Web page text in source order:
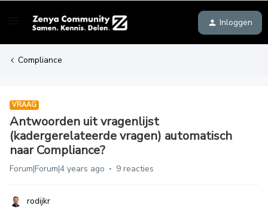
Inloggen
Compliance
VRAAG
Antwoorden uit vragenlijst
(kadergerelateerde vragen) automatisch
naar Compliance?
Forum|Forum|4 years ago 9 reacties
rodijkr